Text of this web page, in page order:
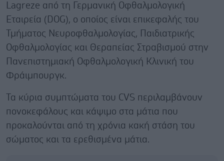
Lagreze από τη Γερμανική Οφθαλμολογική
Εταιρεία (DOG), ο οποίος είναι επικεφαλής του
Τμήματος Νευροφθαλμολογίας, Παιδιατρικής
Οφθαλμολογίας και Θεραπείας Στραβισμού στην
Πανεπιστημιακή Οφθαλμολογική Κλινική του
Φράιμπουργκ.
Τα κύρια συμπτώματα του CVS περιλαμβάνουν
πονοκεφάλους και κάψιμο στα μάτια που
προκαλούνται από τη χρόνια κακή στάση του
σώματος και τα ερεθισμένα μάτια.